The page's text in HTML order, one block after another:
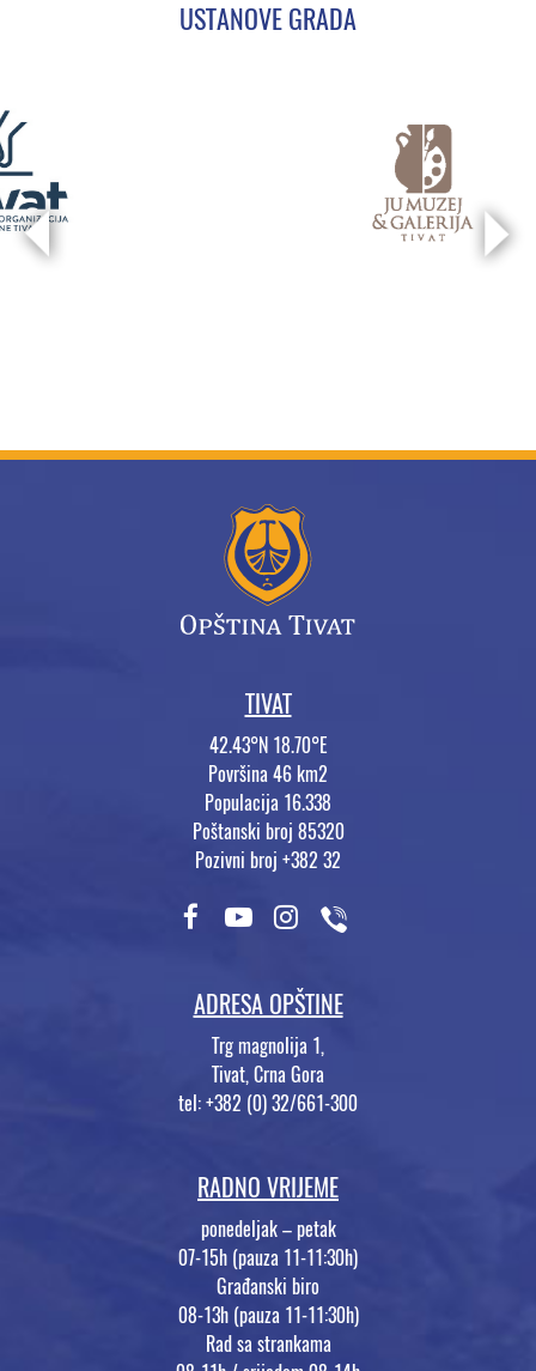
USTANOVE GRADA
TIVAT
42.43°N 18.70°E
Površina 46 km2
Populacija 16.338
Poštanski broj 85320
Pozivni broj +382 32
ADRESA OPŠTINE
Trg magnolija 1,
Tivat, Crna Gora
tel: +382 (0) 32/661-300
RADNO VRIJEME
ponedeljak – petak
07-15h (pauza 11-11:30h)
Građanski biro
08-13h (pauza 11-11:30h)
Rad sa strankama